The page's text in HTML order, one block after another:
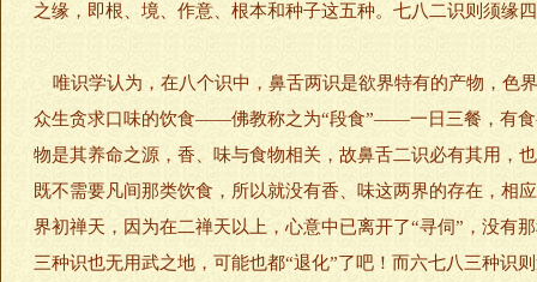
之缘，即根、境、作意、根本和种子这五种。七八二识则须缘
唯识学认为，在八个识中，鼻舌两识是欲界特有的产物，色
众生贪求口味的饮食——佛教称之为“段食”——一日三餐，有食
物是其养命之源，香、味与食物相关，故鼻舌二识必有其用，
既不需要凡间那类饮食，所以就没有香、味这两界的存在，相
界初禅天，因为在二禅天以上，心意中已离开了“寻伺”，没有
三种识也无用武之地，可能也都“退化”了吧！而六七八三种识